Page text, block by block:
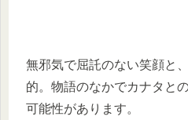
無邪気で屈託のない笑顔と
的。物語のなかでカナタと
可能性があります。